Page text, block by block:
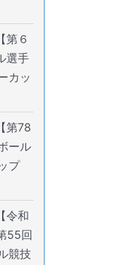
第６
選手
カッ
第78
ール
プ
令和
55回
競技